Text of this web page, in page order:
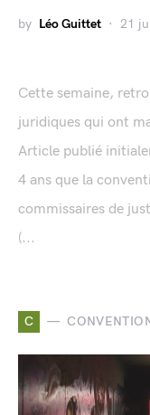
by Léo Guittet 21
Cette semaine,
juridiques qui ont
Article publié
4 ans que la
commissaires de
(...
C